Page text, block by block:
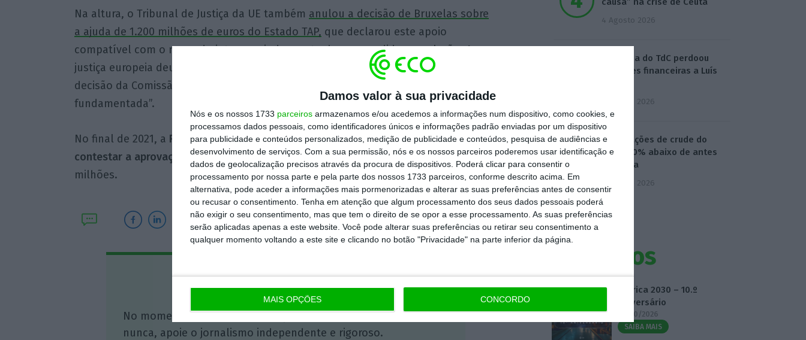
Damos valor à sua privacidade
Nós e os nossos 1733 parceiros armazenamos e/ou acedemos a informações num dispositivo, como cookies, e
processamos dados pessoais, como identificadores únicos e informações padrão enviadas por um dispositivo
para publicidade e conteúdos personalizados, medição de publicidade e conteúdos, pesquisa de audiências e
desenvolvimento de serviços. Com a sua permissão, nós e os nossos parceiros poderemos usar identificação e
dados de geolocalização precisos através da procura de dispositivos. Poderá clicar para consentir o
processamento por nossa parte e pela parte dos nossos 1733 parceiros, conforme descrito acima. Em
alternativa, pode aceder a informações mais pormenorizadas e alterar as suas preferências antes de consentir
ou recusar o consentimento. Tenha em atenção que algum processamento dos seus dados pessoais poderá
não exigir o seu consentimento, mas que tem o direito de se opor a esse processamento. As suas preferências
serão aplicadas apenas a este website. Você pode alterar suas preferências ou retirar seu consentimento a
qualquer momento voltando a este site e clicando no botão "Privacidade" na parte inferior da página.
MAIS OPÇÕES CONCORDO
Na altura, o Tribunal de Justiça da UE também anulou a decisão de Bruxelas sobre
a ajuda de 1.200 milhões de euros do Estado TAP, que declarou este apoio
compatível com o mercado interno, ainda que tenha suspendido a anulação. A
justiça europeia deu assim razão a um recurso interposto pela Ryanair e anulou a
decisão da Comissão, considerando que a mesma não foi “suficientemente
fundamentada”.
No final de 2021, a Ryanair chegou a ameaçar voltar a tribunal europeu para
contestar a aprovação do plano da TAP, que prevê ajudas públicas até 3,2 mil
milhões.
https://eco.sapo.pt/2023/05/10/tribunal-geral-da-ue-anula-aprovacao-da-ajuda-estatal-alema-da-lufthansa/ Copiar
Assine o ECO Premium
No momento em que a informação é mais importante do que
nunca, apoie o jornalismo independente e rigoroso.
4 Agosto 2026
Auditoria do TdC perdoou
infrações financeiras a Luís
5 Agosto 2026
Exportações de crude do
Golfo 40% abaixo de antes
da guera
5 Agosto 2026
Eventos
Fábrica 2030 – 10.º
Aniversário
14/10/2026
SAIBA MAIS